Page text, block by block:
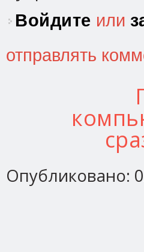
Войдите или
отправлять
Опубликовано: